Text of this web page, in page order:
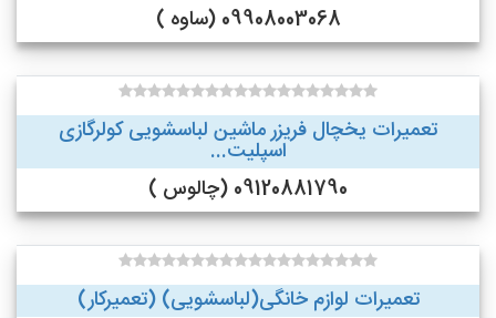
09908003068 (ساوه )
تعمیرات یخچال فریزر ماشین لباسشویی کولرگازی
اسپلیت...
09120881790 (چالوس )
تعمیرات لوازم خانگی(لباسشویی) (تعمیرکار)